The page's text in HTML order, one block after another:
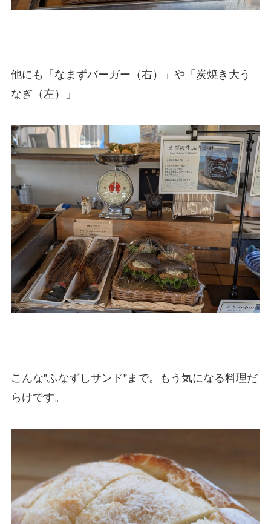
他にも「なまずバーガー（右）」や「炭焼き大う
なぎ（左）」
こんな”ふなずしサンド”まで。もう気になる料理だ
らけです。